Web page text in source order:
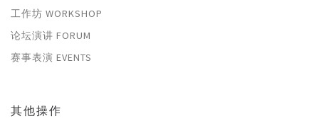
工作坊 WORKSHOP
论坛演讲 FORUM
赛事表演 EVENTS
其他操作